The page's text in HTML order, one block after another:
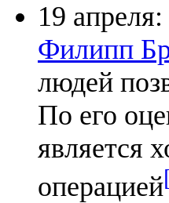
19
Филипп
людей
По его
является
операцией